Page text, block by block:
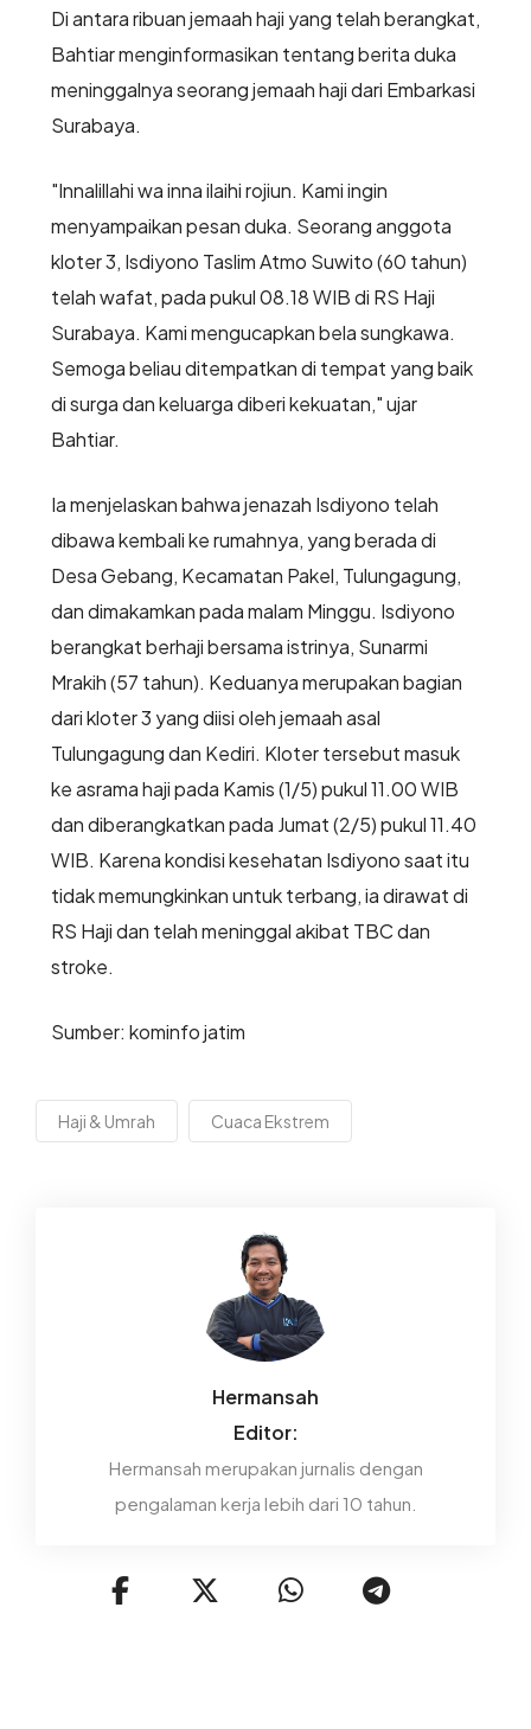
Di antara ribuan jemaah haji yang telah berangkat,
Bahtiar menginformasikan tentang berita duka
meninggalnya seorang jemaah haji dari Embarkasi
Surabaya.
"Innalillahi wa inna ilaihi rojiun. Kami ingin
menyampaikan pesan duka. Seorang anggota
kloter 3, Isdiyono Taslim Atmo Suwito (60 tahun)
telah wafat, pada pukul 08.18 WIB di RS Haji
Surabaya. Kami mengucapkan bela sungkawa.
Semoga beliau ditempatkan di tempat yang baik
di surga dan keluarga diberi kekuatan," ujar
Bahtiar.
Ia menjelaskan bahwa jenazah Isdiyono telah
dibawa kembali ke rumahnya, yang berada di
Desa Gebang, Kecamatan Pakel, Tulungagung,
dan dimakamkan pada malam Minggu. Isdiyono
berangkat berhaji bersama istrinya, Sunarmi
Mrakih (57 tahun). Keduanya merupakan bagian
dari kloter 3 yang diisi oleh jemaah asal
Tulungagung dan Kediri. Kloter tersebut masuk
ke asrama haji pada Kamis (1/5) pukul 11.00 WIB
dan diberangkatkan pada Jumat (2/5) pukul 11.40
WIB. Karena kondisi kesehatan Isdiyono saat itu
tidak memungkinkan untuk terbang, ia dirawat di
RS Haji dan telah meninggal akibat TBC dan
stroke.
Sumber: kominfo jatim
Haji & Umrah Cuaca Ekstrem
Hermansah
Editor:
Hermansah merupakan jurnalis dengan
pengalaman kerja lebih dari 10 tahun.